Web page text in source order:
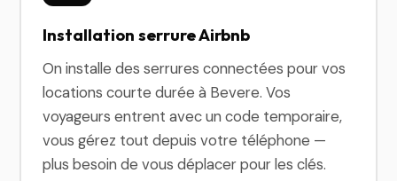
Installation serrure Airbnb
On installe des serrures connectées pour vos
locations courte durée à Bevere. Vos
voyageurs entrent avec un code temporaire,
vous gérez tout depuis votre téléphone —
plus besoin de vous déplacer pour les clés.